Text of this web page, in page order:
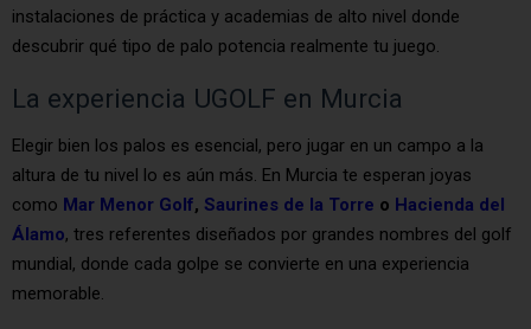
instalaciones de práctica y academias de alto nivel donde
descubrir qué tipo de palo potencia realmente tu juego.
La experiencia UGOLF en Murcia
Elegir bien los palos es esencial, pero jugar en un campo a la
altura de tu nivel lo es aún más. En Murcia te esperan joyas
como Mar Menor Golf, Saurines de la Torre o Hacienda del
Álamo, tres referentes diseñados por grandes nombres del golf
mundial, donde cada golpe se convierte en una experiencia
memorable.